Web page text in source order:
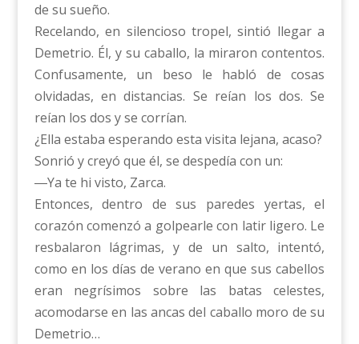
de su sueño.
Recelando, en silencioso tropel, sintió llegar a
Demetrio. Él, y su caballo, la miraron contentos.
Confusamente, un beso le habló de cosas
olvidadas, en distancias. Se reían los dos. Se
reían los dos y se corrían.
¿Ella estaba esperando esta visita lejana, acaso?
Sonrió y creyó que él, se despedía con un:
―Ya te hi visto, Zarca.
Entonces, dentro de sus paredes yertas, el
corazón comenzó a golpearle con latir ligero. Le
resbalaron lágrimas, y de un salto, intentó,
como en los días de verano en que sus cabellos
eran negrísimos sobre las batas celestes,
acomodarse en las ancas del caballo moro de su
Demetrio…